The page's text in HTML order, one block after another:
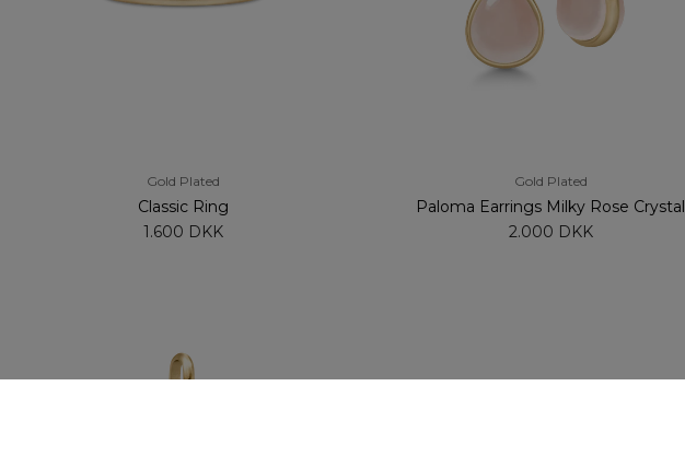
Gold Plated
Classic Ring
1.600 DKK
Gold Plated
Paloma Earrings Milky Rose Crystal
2.000 DKK